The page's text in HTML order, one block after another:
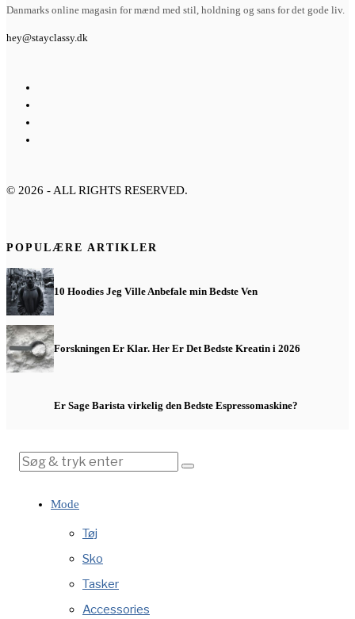
Danmarks online magasin for mænd med stil, holdning og sans for det gode liv.
hey@stayclassy.dk
© 2026 - ALL RIGHTS RESERVED.
POPULÆRE ARTIKLER
10 Hoodies Jeg Ville Anbefale min Bedste Ven
Forskningen Er Klar. Her Er Det Bedste Kreatin i 2026
Er Sage Barista virkelig den Bedste Espressomaskine?
Mode
Tøj
Sko
Tasker
Accessories